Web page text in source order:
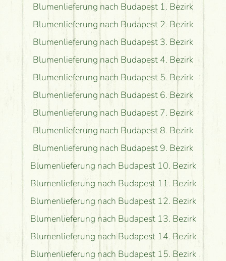
Blumenlieferung nach Budapest 1. Bezirk
Blumenlieferung nach Budapest 2. Bezirk
Blumenlieferung nach Budapest 3. Bezirk
Blumenlieferung nach Budapest 4. Bezirk
Blumenlieferung nach Budapest 5. Bezirk
Blumenlieferung nach Budapest 6. Bezirk
Blumenlieferung nach Budapest 7. Bezirk
Blumenlieferung nach Budapest 8. Bezirk
Blumenlieferung nach Budapest 9. Bezirk
Blumenlieferung nach Budapest 10. Bezirk
Blumenlieferung nach Budapest 11. Bezirk
Blumenlieferung nach Budapest 12. Bezirk
Blumenlieferung nach Budapest 13. Bezirk
Blumenlieferung nach Budapest 14. Bezirk
Blumenlieferung nach Budapest 15. Bezirk